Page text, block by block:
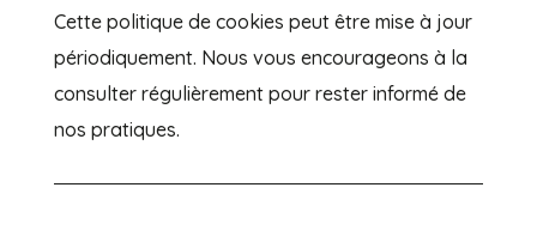
Cette politique de cookies peut être mise à jour
périodiquement. Nous vous encourageons à la
consulter régulièrement pour rester informé de
nos pratiques.